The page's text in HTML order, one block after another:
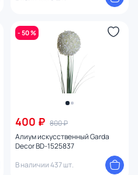
- 50 %
400 ₽ 800 ₽
Алиум искусственный Garda
Decor BD-1525837
В наличии 437 шт.